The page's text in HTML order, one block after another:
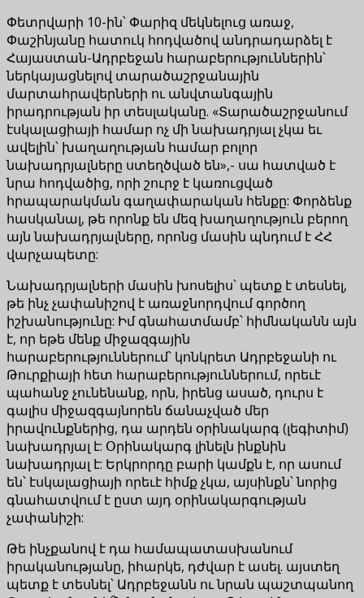
Փետրվարի 10-ին՝ Փարիզ մեկնելուց առաջ,
Փաշինյանը հատուկ հոդվածով անդրադարձել է
Հայաստան-Ադրբեջան հարաբերություններին՝
ներկայացնելով տարածաշրջանային
մարտահրավերների ու անվտանգային
իրադրության իր տեսլականը. «Տարածաշրջանում
էսկալացիայի համար ոչ մի նախադրյալ չկա եւ
ավելին՝ խաղաղության համար բոլոր
նախադրյալները ստեղծված են»,- սա հատված է
նրա հոդվածից, որի շուրջ է կառուցված
հրապարակման գաղափարական հենքը: Փորձենք
հասկանալ, թե որոնք են մեզ խաղաղություն բերող
այն նախադրյալները, որոնց մասին պնդում է ՀՀ
վարչապետը:
Նախադրյալների մասին խոսելիս՝ պետք է տեսնել,
թե ինչ չափանիշով է առաջնորդվում գործող
իշխանությունը: Իմ գնահատմամբ՝ հիմնականն այն
է, որ եթե մենք միջազգային
հարաբերություններում՝ կոնկրետ Ադրբեջանի ու
Թուրքիայի հետ հարաբերություններում, որեւէ
պահանջ չունենանք, որն, իրենց ասած, դուրս է
գալիս միջազգայնորեն ճանաչված մեր
իրավունքներից, դա արդեն օրինակարգ (լեգիտիմ)
նախադրյալ է: Օրինակարգ լինելն ինքնին
նախադրյալ է: Երկրորդը բարի կամքն է, որ ասում
են՝ էսկալացիայի որեւէ հիմք չկա, այսինքն՝ նորից
գնահատվում է ըստ այդ օրինակարգության
չափանիշի:
Թե ինչքանով է դա համապատասխանում
իրականությանը, իհարկե, դժվար է ասել. այստեղ
պետք է տեսնել՝ Ադրբեջանն ու նրան պաշտպանող